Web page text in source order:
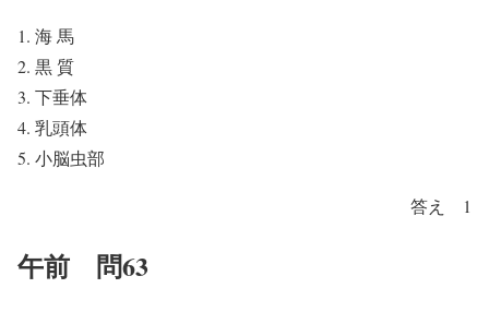
海 馬
黒 質
下垂体
乳頭体
小脳虫部
答え 1
午前 問63